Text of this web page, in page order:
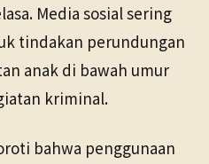
Media sosial sering
tindakan perundungan
anak di bawah umur
kriminal.
bahwa penggunaan